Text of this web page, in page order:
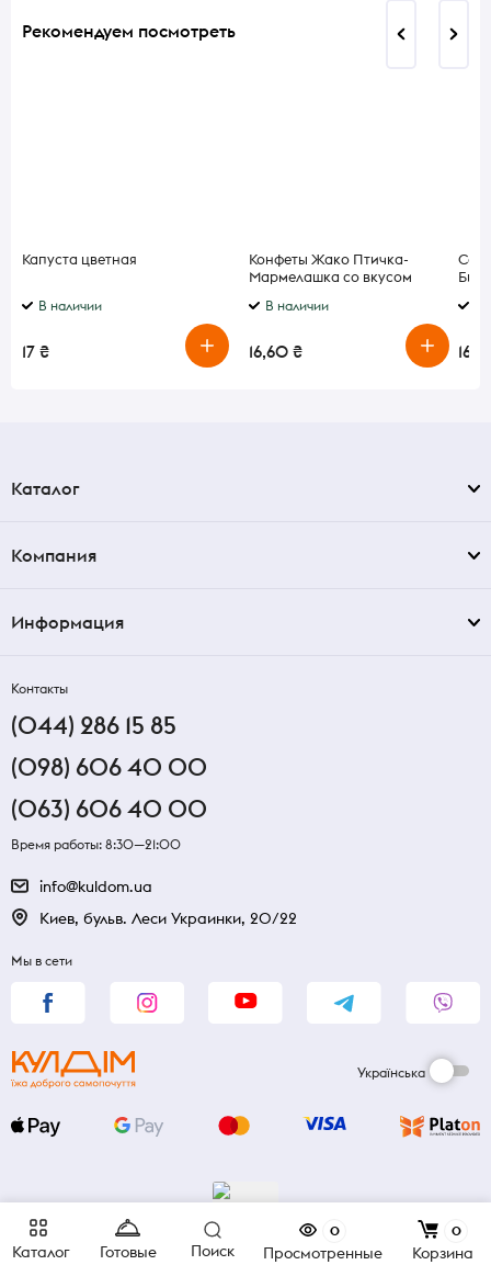
Каталог Готовые Поиск
0
Просмотренные
0
Корзина
Рекомендуем посмотреть
Капуста цветная
В наличии
17 ₴
Конфеты Жако Птичка-
Мармелашка со вкусом
В наличии
16,60 ₴ 16 ₴
Каталог
Компания
Информация
Контакты
(044) 286 15 85
(098) 606 40 00
(063) 606 40 00
Время работы: 8:30—21:00
info@kuldom.ua
Киев, бульв. Леси Украинки, 20/22
Мы в сети
Українська